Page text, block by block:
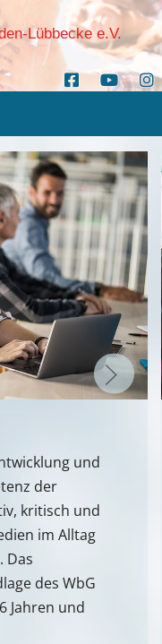
Lübbecke e.V.
und
der
kritisch und
im Alltag
Das
des WbG
Jahren und